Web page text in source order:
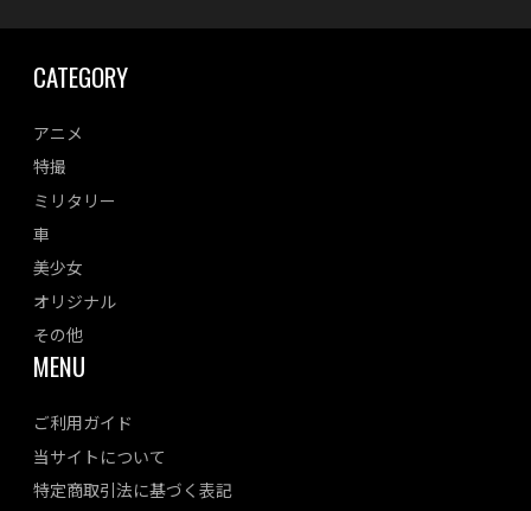
CATEGORY
アニメ
特撮
ミリタリー
車
美少女
オリジナル
その他
MENU
ご利用ガイド
当サイトについて
特定商取引法に基づく表記